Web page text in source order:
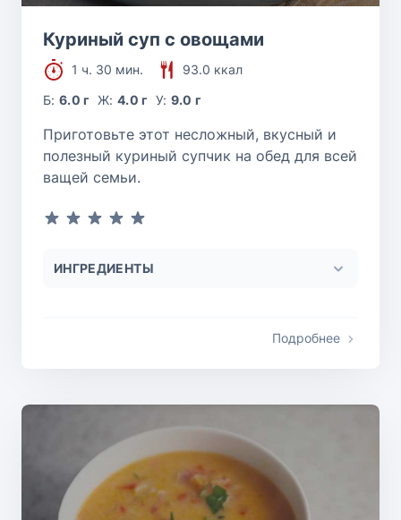
Куриный суп с овощами
1 ч. 30 мин.
93.0 ккал
Б:6.0 г Ж: 4.0 г У: 9.0 г
Приготовьте этот несложный, вкусный и
полезный куриный супчик на обед для всей
ващей семьи.
ИНГРЕДИЕНТЫ
Подробнее